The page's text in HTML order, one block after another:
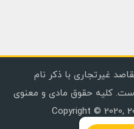
غیرتجاری با ذکر نام
کلیه حقوق مادی و معنوی